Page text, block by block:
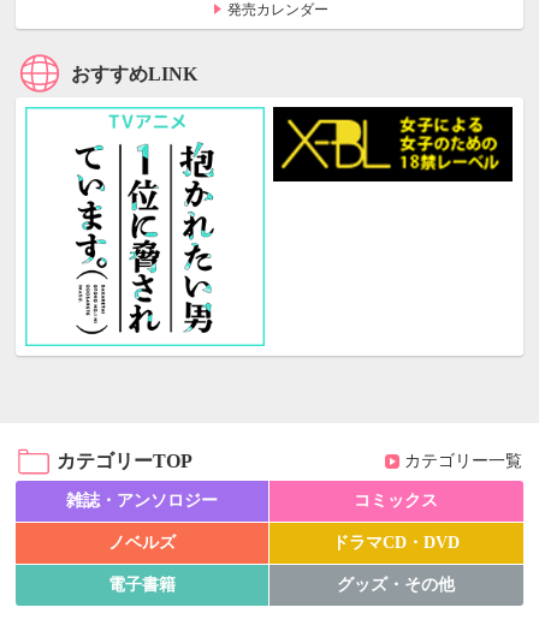
発売カレンダー
おすすめLINK
カテゴリーTOP カテゴリー一覧
雑誌・アンソロジー コミックス
ノベルズ ドラマCD・DVD
電子書籍 グッズ・その他